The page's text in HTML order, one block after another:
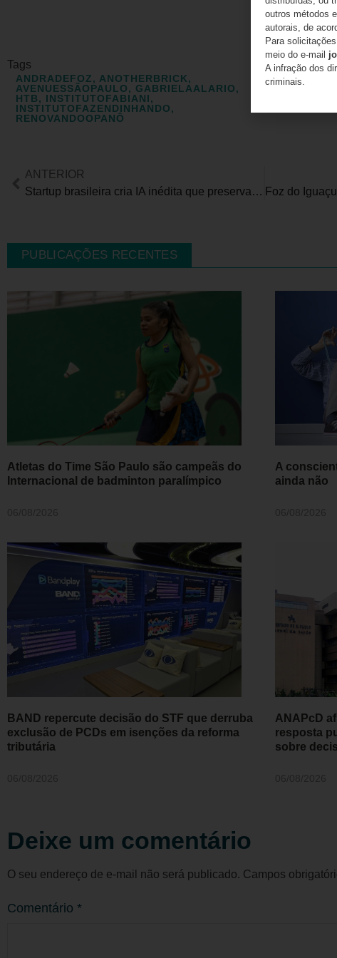
Tags
ANDRADEFOZ, ANOTHERBRICK,
AVENUESSÃOPAULO, GABRIELAALARIO,
HTB, INSTITUTOFABIANI,
INSTITUTOFAZENDINHANDO,
RENOVANDOOPANÔ
ANTERIOR
Startup brasileira cria IA inédita que preserva o conhecimento de profissionais com ELA, mesmo após perda dos movimentos
PUBLICAÇÕES RECENTES
Atletas do Time São Paulo são campeãs do
Internacional de badminton paralímpico
A
ainda não
BAND repercute decisão do STF que derruba
exclusão de PCDs em isenções da reforma
tributária
ANAPcD
resposta
sobre
Deixe um comentário
O seu endereço de e-mail não será publicado. Campos
Comentário *
outros métodos
autorais, de
Para
meio do e-mail
A infração dos
criminais.